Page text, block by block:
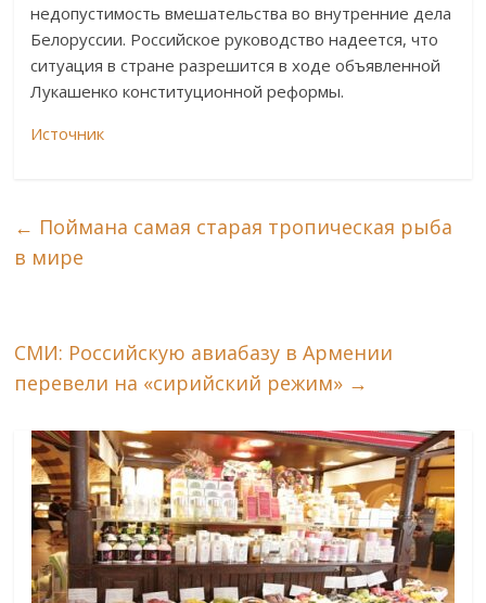
недопустимость вмешательства во внутренние дела
Белоруссии. Российское руководство надеется, что
ситуация в стране разрешится в ходе объявленной
Лукашенко конституционной реформы.
Источник
← Поймана самая старая тропическая рыба
в мире
СМИ: Российскую авиабазу в Армении
перевели на «сирийский режим» →